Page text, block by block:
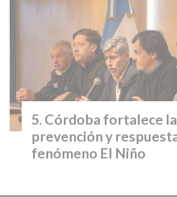
Córdoba fortalece la
prevención y
fenómeno El Niño